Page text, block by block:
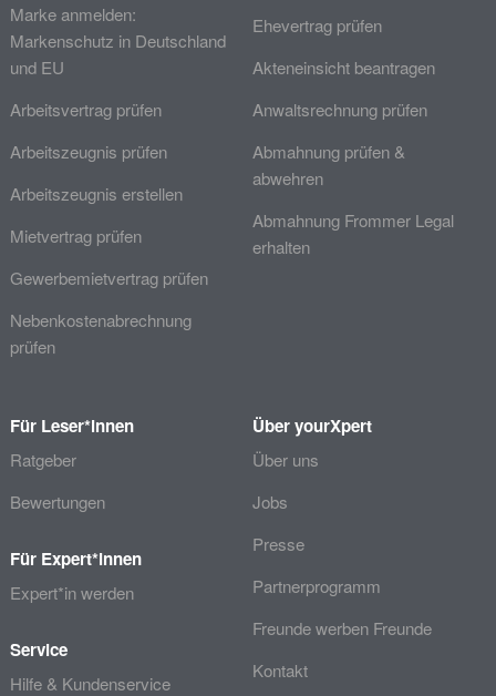
Marke anmelden:
Markenschutz in Deutschland
und EU
Arbeitsvertrag prüfen
Arbeitszeugnis prüfen
Arbeitszeugnis erstellen
Mietvertrag prüfen
Gewerbemietvertrag prüfen
Nebenkostenabrechnung
prüfen
Ehevertrag prüfen
Akteneinsicht beantragen
Anwaltsrechnung prüfen
Abmahnung prüfen &
abwehren
Abmahnung Frommer Legal
erhalten
Für Leser*innen
Ratgeber
Bewertungen
Für Expert*innen
Expert*in werden
Service
Hilfe & Kundenservice
Über yourXpert
Über uns
Jobs
Presse
Partnerprogramm
Freunde werben Freunde
Kontakt